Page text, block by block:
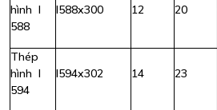
hình I
588
I588x300 12 20
Thép
hình I
594
I594x302 14 23